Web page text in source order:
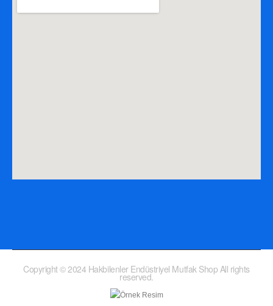
Copyright © 2024 Hakbilenler Endüstriyel Mutfak Shop All rights
reserved.